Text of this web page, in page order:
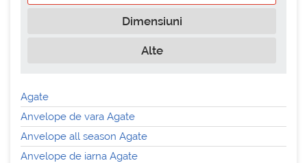
Dimensiuni
Alte
Agate
Anvelope de vara Agate
Anvelope all season Agate
Anvelope de iarna Agate